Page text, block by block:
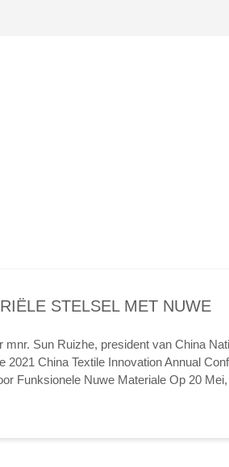
STELSEL MET NUWE
Sun Ruizhe, president van China
2021 China Textile Innovation Annual
Funksionele Nuwe Materiale Op 20
Energie in die Nuwe Era -- 2021